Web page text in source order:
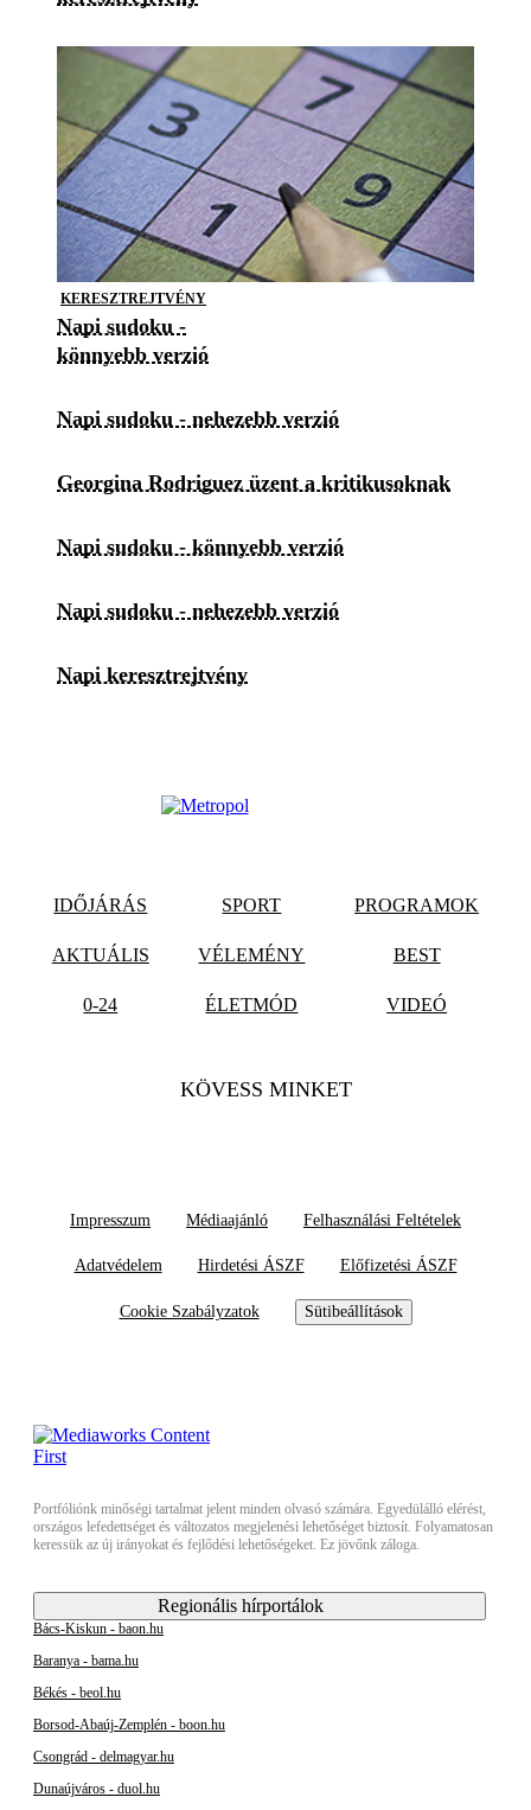
KERESZTREJTVÉNY
Napi sudoku -
könnyebb verzió
Napi sudoku - nehezebb verzió
Georgina Rodriguez üzent a kritikusoknak
Napi sudoku - könnyebb verzió
Napi sudoku - nehezebb verzió
Napi keresztrejtvény
IDŐJÁRÁS SPORT PROGRAMOK
AKTUÁLIS VÉLEMÉNY BEST
0-24 ÉLETMÓD VIDEÓ
KÖVESS MINKET
Impresszum Médiaajánló Felhasználási Feltételek
Adatvédelem Hirdetési ÁSZF Előfizetési ÁSZF
Cookie Szabályzatok Sütibeállítások
Portfóliónk minőségi tartalmat jelent minden olvasó számára. Egyedülálló elérést,
országos lefedettséget és változatos megjelenési lehetőséget biztosít. Folyamatosan
keressük az új irányokat és fejlődési lehetőségeket. Ez jövőnk záloga.
Regionális hírportálok
Bács-Kiskun - baon.hu
Baranya - bama.hu
Békés - beol.hu
Borsod-Abaúj-Zemplén - boon.hu
Csongrád - delmagyar.hu
Dunaújváros - duol.hu